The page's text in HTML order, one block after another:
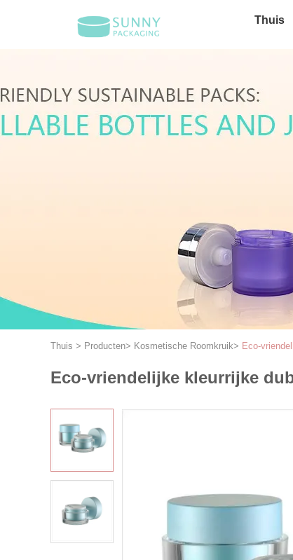
Thuis
Thuis > Producten> Kosmetische Roomkruik> Eco-
Eco-vriendelijke kleurrijke